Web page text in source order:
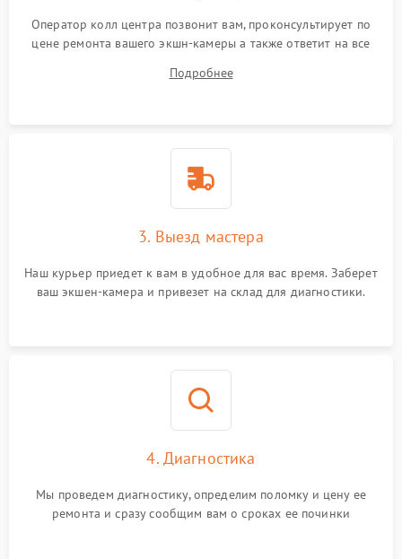
Оператор колл центра позвонит вам, проконсультирует по
цене ремонта вашего экшн-камеры а также ответит на все
Подробнее
3. Выезд мастера
Наш курьер приедет к вам в удобное для вас время. Заберет
ваш экшен-камера и привезет на склад для диагностики.
4. Диагностика
Мы проведем диагностику, определим поломку и цену ее
ремонта и сразу сообщим вам о сроках ее починки